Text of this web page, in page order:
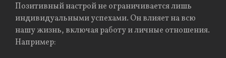
Позитивный настрой не ограничивается лишь
индивидуальными успехами. Он влияет на всю
нашу жизнь, включая работу и личные отношения.
Например: